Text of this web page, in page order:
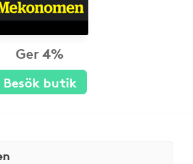
Ger 4%
Besök butik